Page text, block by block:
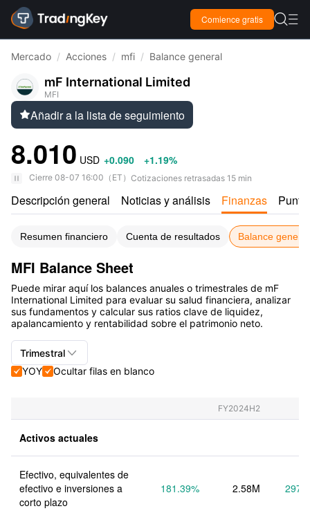
Comience gratis  
Mercado / Acciones / mfi / Balance general
mF International Limited
MFI
Añadir a la lista de seguimiento
8.010 USD +0.090 +1.19%
Cierre 08-07 16:00 （ ET ） Cotizaciones retrasadas 15 min
Descripción general Noticias y análisis Finanzas
Resumen financiero Cuenta de resultados Balance general
MFI Balance Sheet
Puede mirar aquí los balances anuales o trimestrales de mF
International Limited para evaluar su salud financiera, analizar
sus fundamentos y calcular sus ratios clave de liquidez,
apalancamiento y rentabilidad sobre el patrimonio neto.
Trimestral 
YOYOcultar filas en blanco
FY2024H2
Activos actuales
Efectivo, equivalentes de
efectivo e inversiones a
corto plazo
181.39% 2.58M